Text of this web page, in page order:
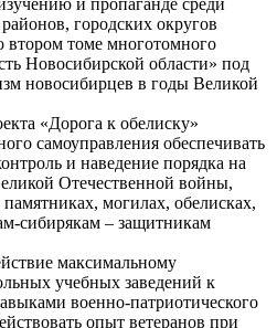
городских округов
втором томе многотомного
Новосибирской области» под
новосибирцев в годы Великой
«Дорога к обелиску»
самоуправления обеспечивать
и наведение порядка на
Отечественной войны,
могилах, обелисках,
сибирякам – защитникам
максимальному
учебных заведений к
военно-патриотического
опыт ветеранов при